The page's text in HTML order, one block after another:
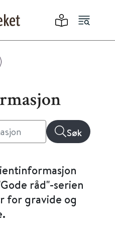
Søk
råd"-serien
for gravide og